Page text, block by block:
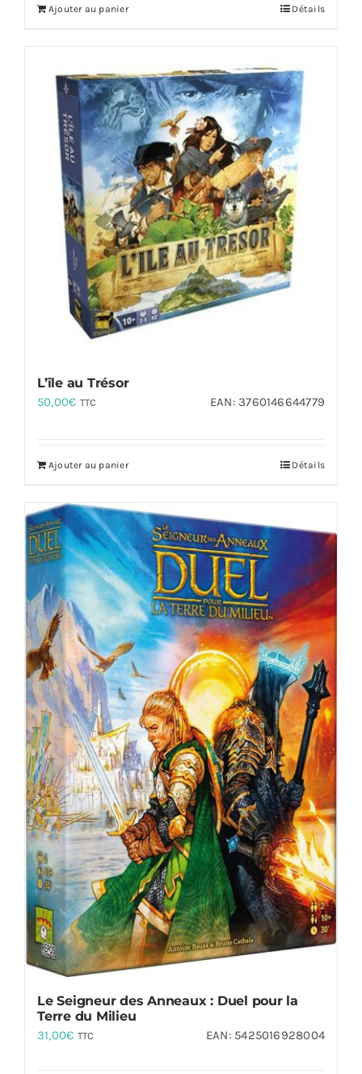
Ajouter au panier Détails
L’île au Trésor
50,00€ TTC EAN:3760146644779
Ajouter au panier Détails
Le Seigneur des Anneaux : Duel pour la
Terre du Milieu
31,00€ TTC EAN: 5425016928004